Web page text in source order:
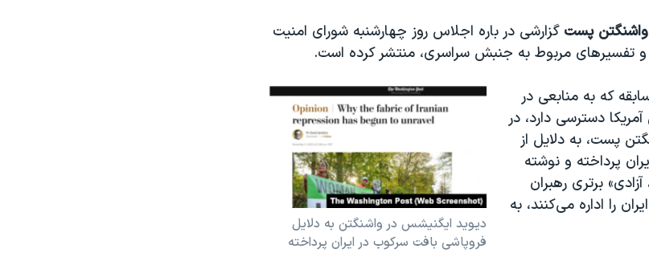
واشنگتن پست گزارشی در باره اجلاس روز چهارشنبه شورای امنیت
و تفسیرهای مربوط به جنبش سراسری، منتشر کرده است.
دیوید ایگنیشس در واشنگتن به دلایل
فروپاشی بافت سرکوب در ایران پرداخته
که به منابعی در
دسترسی دارد، در
پست، به دلایل از
پرداخته و نوشته
برتری رهبران
را اداره می‌کنند، به